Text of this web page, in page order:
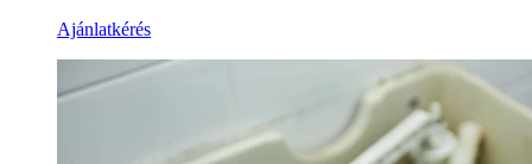
Ajánlatkérés